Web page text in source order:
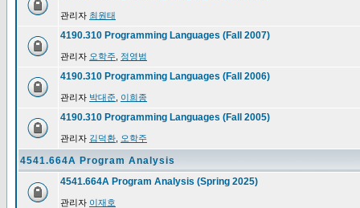
관리자 최원태
4190.310 Programming Languages (Fall 2007)
관리자 오학주 정영범
4190.310 Programming Languages (Fall 2006)
관리자 박대준 이희종
4190.310 Programming Languages (Fall 2005)
관리자 김덕환 오학주
4541.664A Program Analysis
4541.664A Program Analysis (Spring 2025)
관리자 이재호